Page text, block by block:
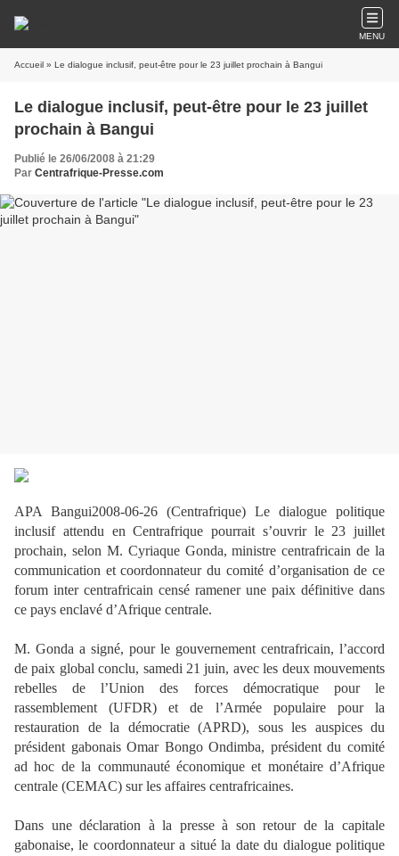
MENU
Accueil » Le dialogue inclusif, peut-être pour le 23 juillet prochain à Bangui
Le dialogue inclusif, peut-être pour le 23 juillet
prochain à Bangui
Publié le 26/06/2008 à 21:29
Par Centrafrique-Presse.com
APA Bangui2008-06-26 (Centrafrique) Le dialogue politique
inclusif attendu en Centrafrique pourrait s’ouvrir le 23 juillet
prochain, selon M. Cyriaque Gonda, ministre centrafricain de la
communication et coordonnateur du comité d’organisation de ce
forum inter centrafricain censé ramener une paix définitive dans
ce pays enclavé d’Afrique centrale.
M. Gonda a signé, pour le gouvernement centrafricain, l’accord
de paix global conclu, samedi 21 juin, avec les deux mouvements
rebelles de l’Union des forces démocratique pour le
rassemblement (UFDR) et de l’Armée populaire pour la
restauration de la démocratie (APRD), sous les auspices du
président gabonais Omar Bongo Ondimba, président du comité
ad hoc de la communauté économique et monétaire d’Afrique
centrale (CEMAC) sur les affaires centrafricaines.
Dans une déclaration à la presse à son retour de la capitale
gabonaise, le coordonnateur a situé la date du dialogue politique